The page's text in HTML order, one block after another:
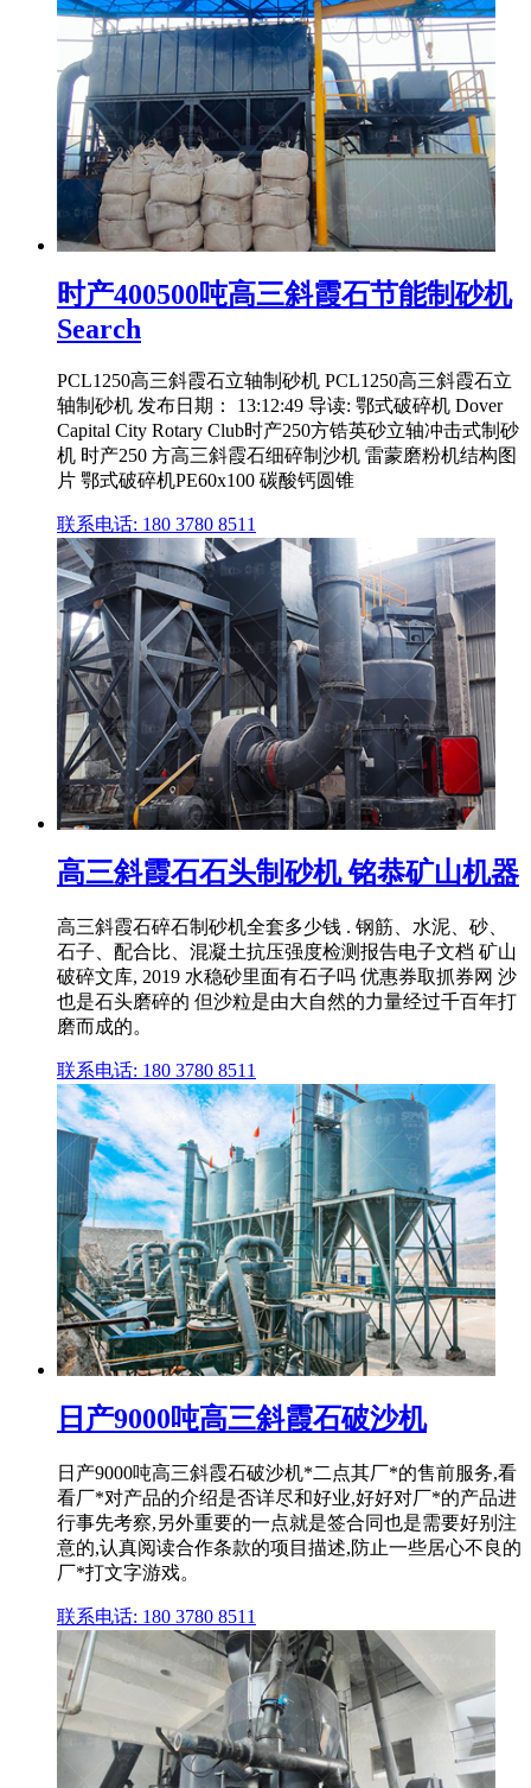
时产400500吨高三斜霞石节能制砂机
Search
PCL1250高三斜霞石立轴制砂机 PCL1250高三斜霞石立
轴制砂机 发布日期： 13:12:49 导读: 鄂式破碎机 Dover
Capital City Rotary Club时产250方锆英砂立轴冲击式制砂
机 时产250 方高三斜霞石细碎制沙机 雷蒙磨粉机结构图
片 鄂式破碎机PE60x100 碳酸钙圆锥
联系电话: 180 3780 8511
高三斜霞石石头制砂机 铭恭矿山机器
高三斜霞石碎石制砂机全套多少钱 . 钢筋、水泥、砂、
石子、配合比、混凝土抗压强度检测报告电子文档 矿山
破碎文库, 2019 水稳砂里面有石子吗 优惠券取抓券网 沙
也是石头磨碎的 但沙粒是由大自然的力量经过千百年打
磨而成的。
联系电话: 180 3780 8511
日产9000吨高三斜霞石破沙机
日产9000吨高三斜霞石破沙机*二点其厂*的售前服务,看
看厂*对产品的介绍是否详尽和好业,好好对厂*的产品进
行事先考察,另外重要的一点就是签合同也是需要好别注
意的,认真阅读合作条款的项目描述,防止一些居心不良的
厂*打文字游戏。
联系电话: 180 3780 8511